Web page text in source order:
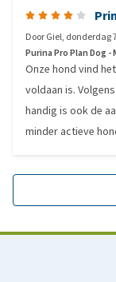
DoorGiel, donderdag
Purina Pro Plan Dog
Onze hond vind
voldaan is.
handig is ook de
minder actieve